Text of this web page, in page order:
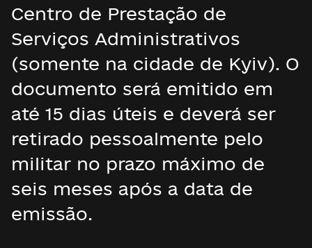
Centro de Prestação de
Serviços Administrativos
(somente na cidade de Kyiv). O
documento será emitido em
até 15 dias úteis e deverá ser
retirado pessoalmente pelo
militar no prazo máximo de
seis meses após a data de
emissão.